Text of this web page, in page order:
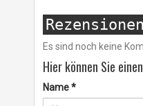
Rezensionen
Es sind noch keine
Hier können Sie
Name*